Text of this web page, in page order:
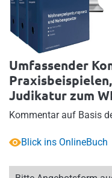
Umfassender
Judikatur zum
Kommentar auf Basis
Blick ins OnlineBuch